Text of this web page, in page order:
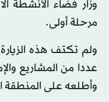
مرحلة أولى.
ولم تكتف هذه
عددا من المشاريع
وأطلعه على المنطقة